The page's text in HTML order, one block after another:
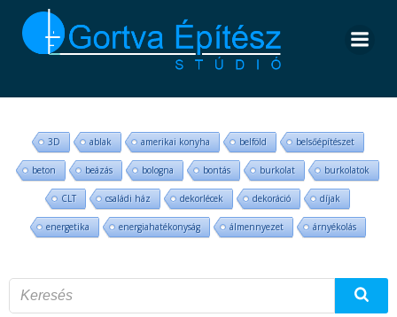
to
content
3D ablak amerikai konyha belföld belsőépítészet
beton beázás bologna bontás burkolat burkolatok
CLT családi ház dekorlécek dekoráció díjak
energetika energiahatékonyság álmennyezet árnyékolás